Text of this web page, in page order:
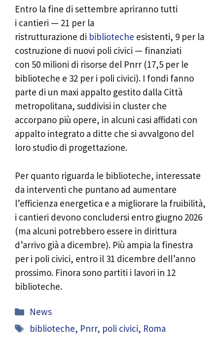
Entro la fine di settembre apriranno tutti
i cantieri — 21 per la
ristrutturazione di biblioteche esistenti, 9 per la
costruzione di nuovi poli civici — finanziati
con 50 milioni di risorse del Pnrr (17,5 per le
biblioteche e 32 per i poli civici). I fondi fanno
parte di un maxi appalto gestito dalla Città
metropolitana, suddivisi in cluster che
accorpano più opere, in alcuni casi affidati con
appalto integrato a ditte che si avvalgono del
loro studio di progettazione.
Per quanto riguarda le biblioteche, interessate
da interventi che puntano ad aumentare
l’efficienza energetica e a migliorare la fruibilità,
i cantieri devono concludersi entro giugno 2026
(ma alcuni potrebbero essere in dirittura
d’arrivo già a dicembre). Più ampia la finestra
per i poli civici, entro il 31 dicembre dell’anno
prossimo. Finora sono partiti i lavori in 12
biblioteche.
Categorie
News
Tag
biblioteche, Pnrr, poli civici, Roma